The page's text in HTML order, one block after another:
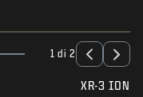
1 di 2
XR-3 ION